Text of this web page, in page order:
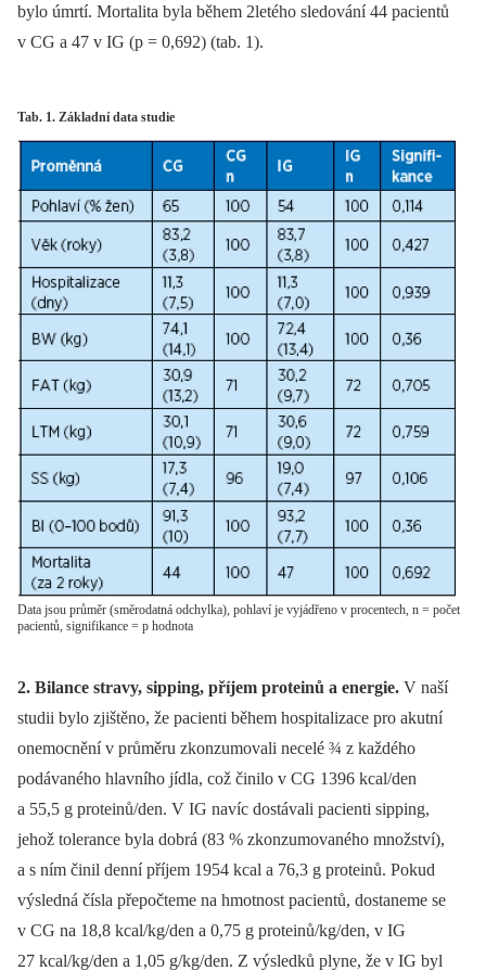
bylo úmrtí. Mortalita byla během 2letého sledování 44 pacientů
v CG a 47 v IG (p = 0,692) (tab. 1).
Tab. 1. Základní data studie
Data jsou průměr (směrodatná odchylka), pohlaví je vyjádřeno v procentech, n = počet
pacientů, signifikance = p hodnota
2. Bilance stravy, sipping, příjem proteinů a energie. V naší
studii bylo zjištěno, že pacienti během hospitalizace pro akutní
onemocnění v průměru zkonzumovali necelé ¾ z každého
podávaného hlavního jídla, což činilo v CG 1396 kcal/den
a 55,5 g proteinů/den. V IG navíc dostávali pacienti sipping,
jehož tolerance byla dobrá (83 % zkonzumovaného množství),
a s ním činil denní příjem 1954 kcal a 76,3 g proteinů. Pokud
výsledná čísla přepočteme na hmotnost pacientů, dostaneme se
v CG na 18,8 kcal/kg/den a 0,75 g proteinů/kg/den, v IG
27 kcal/kg/den a 1,05 g/kg/den. Z výsledků plyne, že v IG byl